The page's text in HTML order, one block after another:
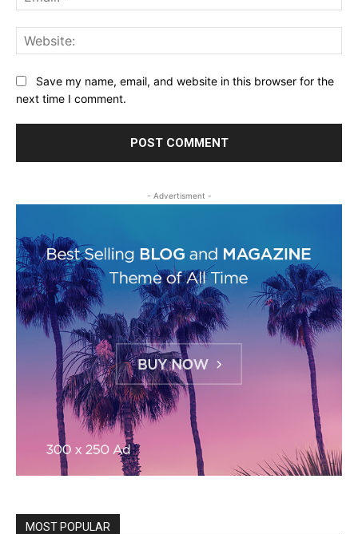
Save my name, email, and website in this browser for the
next time I comment.
- Advertisment -
MOST POPULAR